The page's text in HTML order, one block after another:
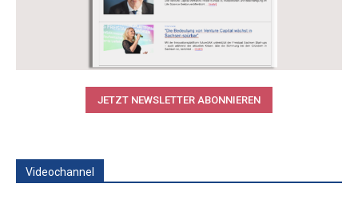
JETZT NEWSLETTER ABONNIEREN
Videochannel